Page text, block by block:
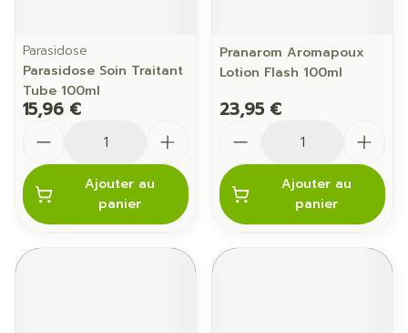
Parasidose
Parasidose Soin Traitant
Tube 100ml
15,96 €
Ajouter au
panier
Pranarom Aromapoux
Lotion Flash 100ml
23,95 €
Ajouter au
panier